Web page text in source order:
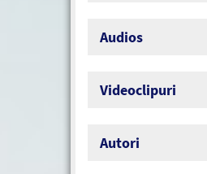
Audios
Videoclipuri
Autori